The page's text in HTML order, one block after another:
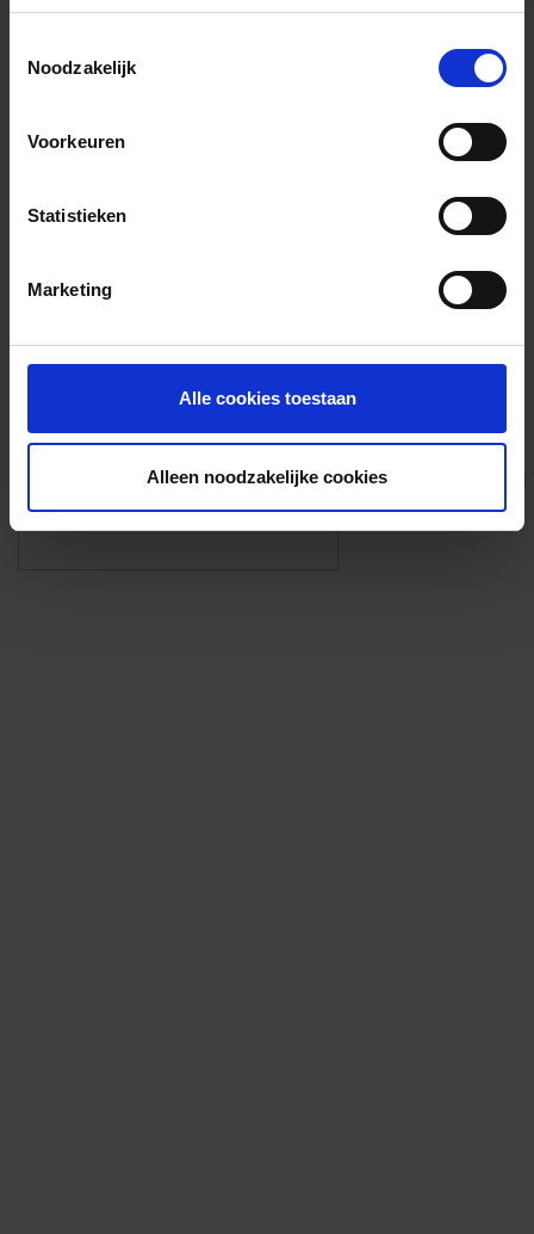
Noodzakelijk
Voorkeuren
Statistieken
Marketing
Alle cookies toestaan
Alleen noodzakelijke cookies
Algemene informatie
Foto’s ({{photos.length}})
Eigen foto’s